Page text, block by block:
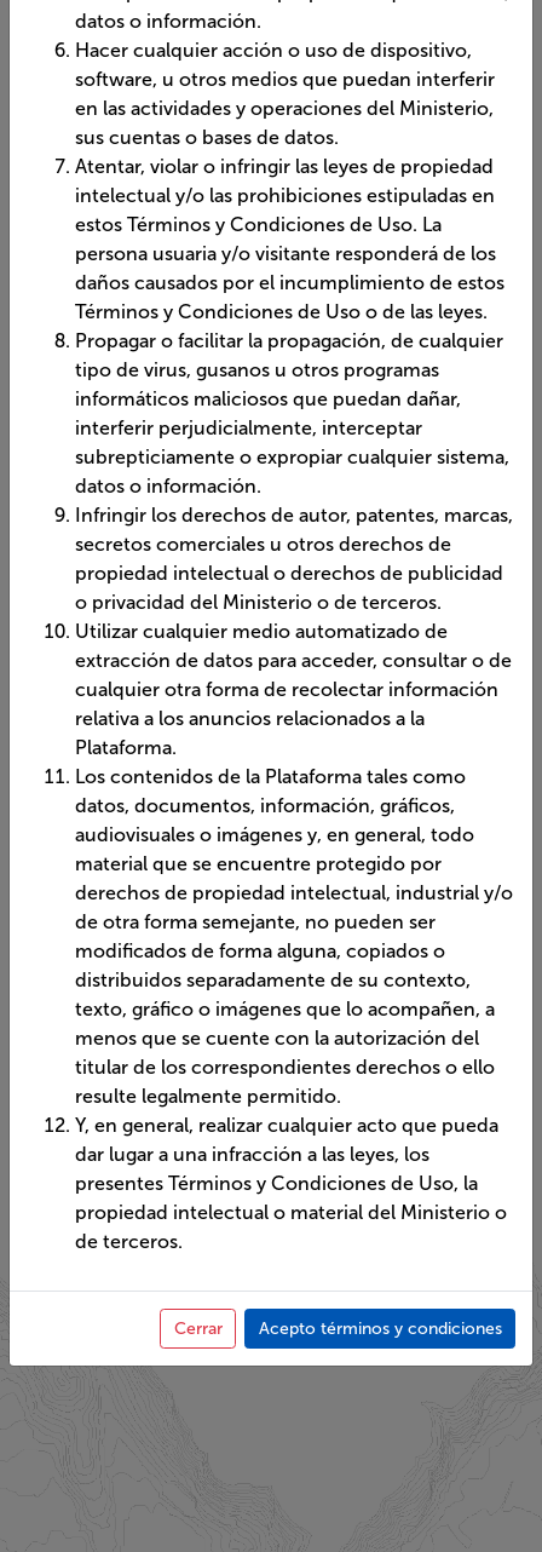
datos o información.
Hacer cualquier acción o uso de dispositivo,
software, u otros medios que puedan interferir
en las actividades y operaciones del Ministerio,
sus cuentas o bases de datos.
Atentar, violar o infringir las leyes de propiedad
intelectual y/o las prohibiciones estipuladas en
estos Términos y Condiciones de Uso. La
persona usuaria y/o visitante responderá de los
daños causados por el incumplimiento de estos
Términos y Condiciones de Uso o de las leyes.
Propagar o facilitar la propagación, de cualquier
tipo de virus, gusanos u otros programas
informáticos maliciosos que puedan dañar,
interferir perjudicialmente, interceptar
subrepticiamente o expropiar cualquier sistema,
datos o información.
Infringir los derechos de autor, patentes, marcas,
secretos comerciales u otros derechos de
propiedad intelectual o derechos de publicidad
o privacidad del Ministerio o de terceros.
Utilizar cualquier medio automatizado de
extracción de datos para acceder, consultar o de
cualquier otra forma de recolectar información
relativa a los anuncios relacionados a la
Plataforma.
Los contenidos de la Plataforma tales como
datos, documentos, información, gráficos,
audiovisuales o imágenes y, en general, todo
material que se encuentre protegido por
derechos de propiedad intelectual, industrial y/o
de otra forma semejante, no pueden ser
modificados de forma alguna, copiados o
distribuidos separadamente de su contexto,
texto, gráfico o imágenes que lo acompañen, a
menos que se cuente con la autorización del
titular de los correspondientes derechos o ello
resulte legalmente permitido.
Y, en general, realizar cualquier acto que pueda
dar lugar a una infracción a las leyes, los
presentes Términos y Condiciones de Uso, la
propiedad intelectual o material del Ministerio o
de terceros.
Cerrar Acepto términos y condiciones